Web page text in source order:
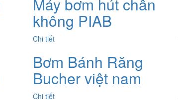
không PIAB
Chi tiết
Bơm Bánh Răng
Bucher việt nam
Chi tiết